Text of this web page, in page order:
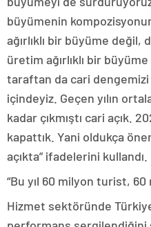
büyümenin
ağırlıklı bir büyüme değil,
üretim ağırlıklı bir
taraftan da cari
içindeyiz. Geçen yılın
kadar çıkmıştı cari açık.
kapattık. Yani oldukça
açıkta” ifadelerini kullandı.
“Bu yıl 60 milyon turist,
Hizmet sektöründe